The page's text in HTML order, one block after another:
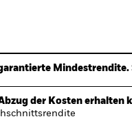
der Kosten erhalten